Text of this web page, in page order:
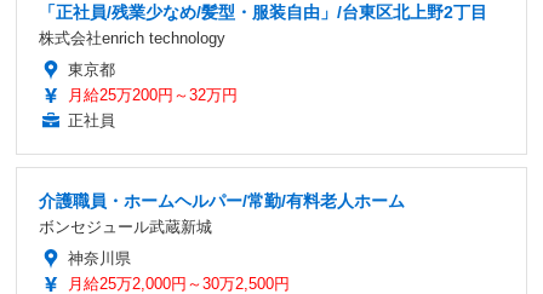
「正社員/残業少なめ/髪型・服装自由」/台東区北上野2丁目
株式会社enrich technology
東京都
月給25万200円～32万円
正社員
介護職員・ホームヘルパー/常勤/有料老人ホーム
ボンセジュール武蔵新城
神奈川県
月給25万2,000円～30万2,500円